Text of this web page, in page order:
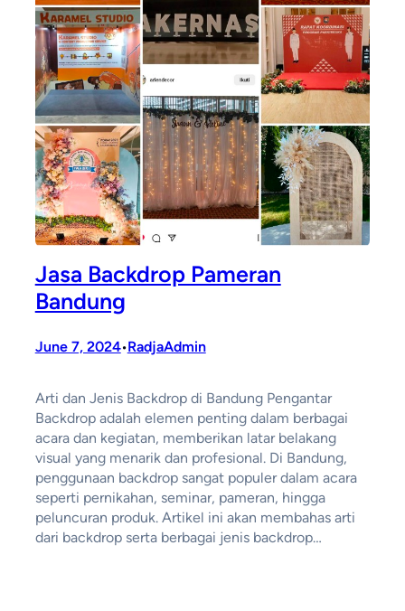
Jasa Backdrop Pameran
Bandung
June 7, 2024•RadjaAdmin
Arti dan Jenis Backdrop di Bandung Pengantar
Backdrop adalah elemen penting dalam berbagai
acara dan kegiatan, memberikan latar belakang
visual yang menarik dan profesional. Di Bandung,
penggunaan backdrop sangat populer dalam acara
seperti pernikahan, seminar, pameran, hingga
peluncuran produk. Artikel ini akan membahas arti
dari backdrop serta berbagai jenis backdrop…